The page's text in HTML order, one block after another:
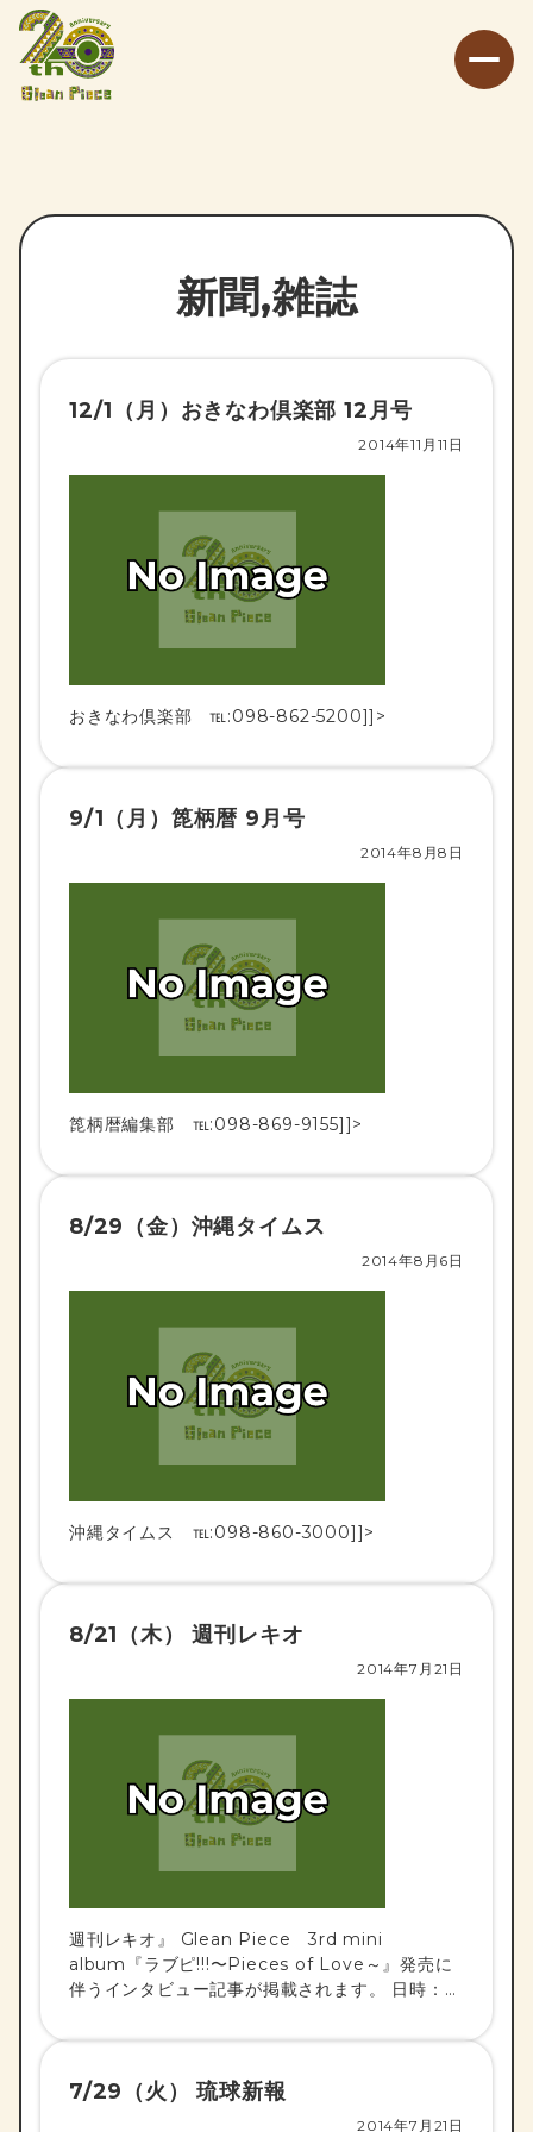
新聞,雑誌
12/1（月）おきなわ倶楽部 12月号
2014年11月11日
おきなわ倶楽部 ℡:098-862-5200]]>
9/1（月）箆柄暦 9月号
2014年8月8日
箆柄暦編集部 ℡:098-869-9155]]>
8/29（金）沖縄タイムス
2014年8月6日
沖縄タイムス ℡:098-860-3000]]>
8/21（木） 週刊レキオ
2014年7月21日
週刊レキオ』 Glean Piece 3rd mini
album『ラブピ!!!〜Pieces of Love～』発売に
伴うインタビュー記事が掲載されます。 日時：
レ […]
7/29（火） 琉球新報
2014年7月21日